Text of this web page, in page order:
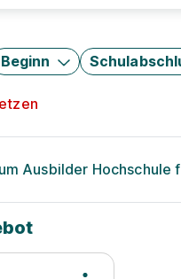
Beginn
Ausbilder Hochschule